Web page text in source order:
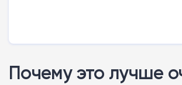
Почему это лучше